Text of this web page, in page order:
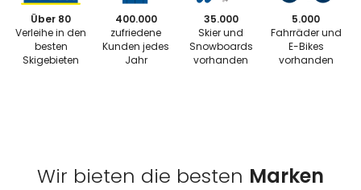
Über 80
Verleihe in den
besten
Skigebieten
400.000
zufriedene
Kunden jedes
Jahr
35.000
Skier und
Snowboards
vorhanden
5.000
Fahrräder und
E-Bikes
vorhanden
Wir bieten die besten Marken